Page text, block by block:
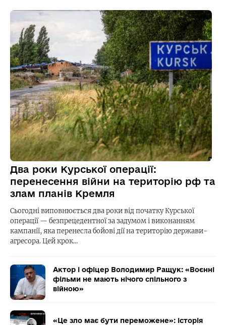
Два роки Курської операції:
перенесення війни на територію рф та
злам планів Кремля
Сьогодні виповнюється два роки від початку Курської
операції — безпрецедентної за задумом і виконанням
кампанії, яка перенесла бойові дії на територію держави-
агресора. Цей крок…
Актор і офіцер Володимир Ращук: «Воєнні
фільми не мають нічого спільного з
війною»
«Це зло має бути переможене»: історія